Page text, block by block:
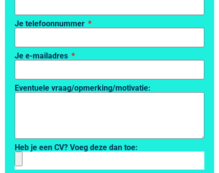
Je telefoonnummer
Je e-mailadres
Eventuele vraag/opmerking/motivatie:
Heb je een CV? Voeg deze dan toe: